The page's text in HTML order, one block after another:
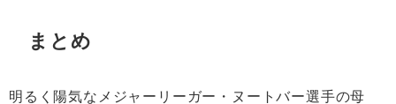
まとめ
明るく陽気なメジャーリーガー・ヌートバー選手の母